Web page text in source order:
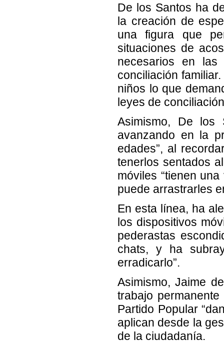
De los Santos ha
la creación de
una figura que
situaciones de
necesarios en
conciliación
niños lo que
leyes de
Asimismo, De los
avanzando en la
edades”, al
tenerlos sentados
móviles “tienen
puede arrastrarles
En esta línea, ha
los dispositivos
pederastas
chats, y ha
erradicarlo”.
Asimismo, Jaime
trabajo
Partido Popular
aplican desde la
de la ciudadanía.